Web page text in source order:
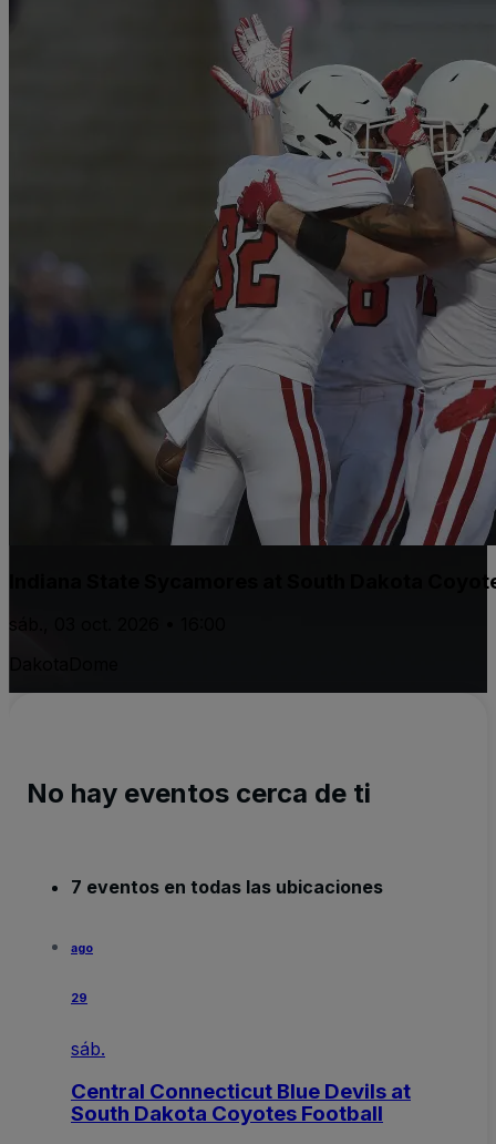
Indiana State Sycamores at South Dakota
sáb., 03 oct. 2026 • 16:00
No hay eventos cerca de ti
7 eventos en todas las ubicaciones
ago
29
sáb.
Central Connecticut Blue Devils at
South Dakota Coyotes Football